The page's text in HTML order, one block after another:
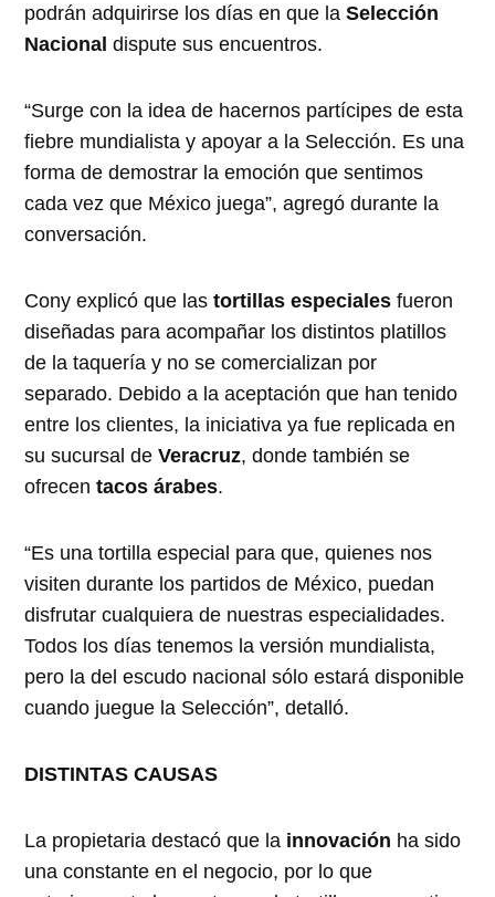
podrán adquirirse los días en que laSelección
Nacional dispute sus encuentros.
“Surge con la idea de hacernos partícipes de esta
fiebre mundialista y apoyar a la Selección. Es una
forma de demostrar la emoción que sentimos
cada vez que México juega”, agregó durante la
conversación.
Cony explicó que lastortillas especiales fueron
diseñadas para acompañar los distintos platillos
de la taquería y no se comercializan por
separado. Debido a la aceptación que han tenido
entre los clientes, la iniciativa ya fue replicada en
su sucursal deVeracruz, donde también se
ofrecentacos árabes.
“Es una tortilla especial para que, quienes nos
visiten durante los partidos de México, puedan
disfrutar cualquiera de nuestras especialidades.
Todos los días tenemos la versión mundialista,
pero la del escudo nacional sólo estará disponible
cuando juegue la Selección”, detalló.
DISTINTAS CAUSAS
La propietaria destacó que la innovación ha sido
una constante en el negocio, por lo que